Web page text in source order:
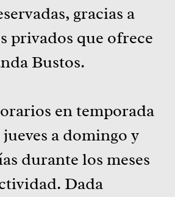
gracias a
privados que ofrece
Bustos.
en temporada
a domingo y
durante los meses
Dada